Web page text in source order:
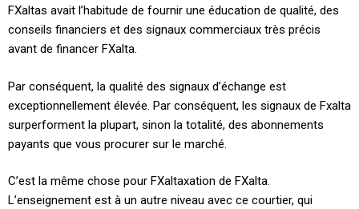
FXaltas avait l’habitude de fournir une éducation de qualité, des
conseils financiers et des signaux commerciaux très précis
avant de financer FXalta.
Par conséquent, la qualité des signaux d’échange est
exceptionnellement élevée. Par conséquent, les signaux de Fxalta
surperforment la plupart, sinon la totalité, des abonnements
payants que vous procurer sur le marché.
C’est la même chose pour FXaltaxation de FXalta.
L’enseignement est à un autre niveau avec ce courtier, qui